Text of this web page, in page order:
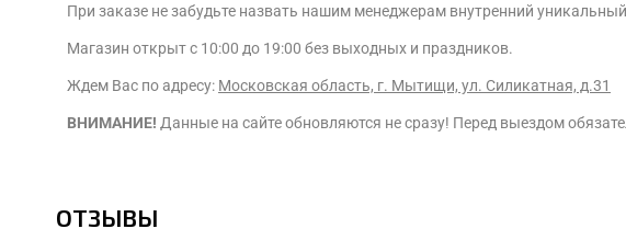
При заказе не забудьте назвать нашим менеджерам внутренний
Магазин открыт с 10:00 до 19:00 без выходных и праздников.
Ждем Вас по адресу: Московская область, г. Мытищи, ул. Силикатная, д.31
ВНИМАНИЕ! Данные на сайте обновляются не сразу! Перед выездом
ОТЗЫВЫ